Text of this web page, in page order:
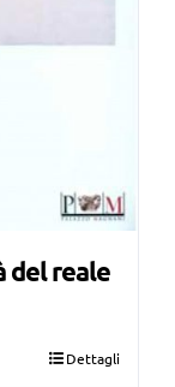
del reale
Dettagli